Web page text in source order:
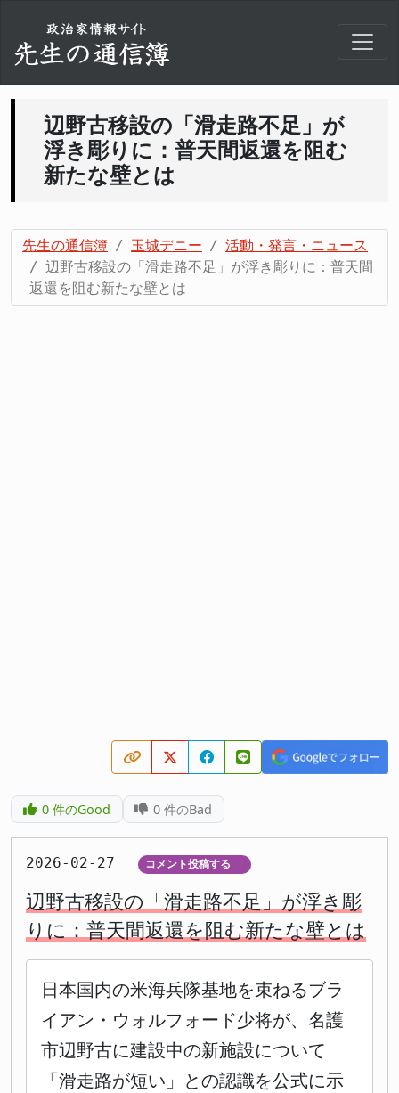
辺野古移設の「滑走路不足」が
浮き彫りに：普天間返還を阻む
新たな壁とは
先生の通信簿 玉城デニー
活動・発言・ニュース
辺野古移設の「滑走路不足」が浮き彫りに：普天間
返還を阻む新たな壁とは
0件のGood 0 件のBad
2026-02-27 コメント投稿する
辺野古移設の「滑走路不足」が浮き彫
りに：普天間返還を阻む新たな壁とは
日本国内の米海兵隊基地を束ねるブラ
イアン・ウォルフォード少将が、名護
市辺野古に建設中の新施設について
「滑走路が短い」との認識を公式に示